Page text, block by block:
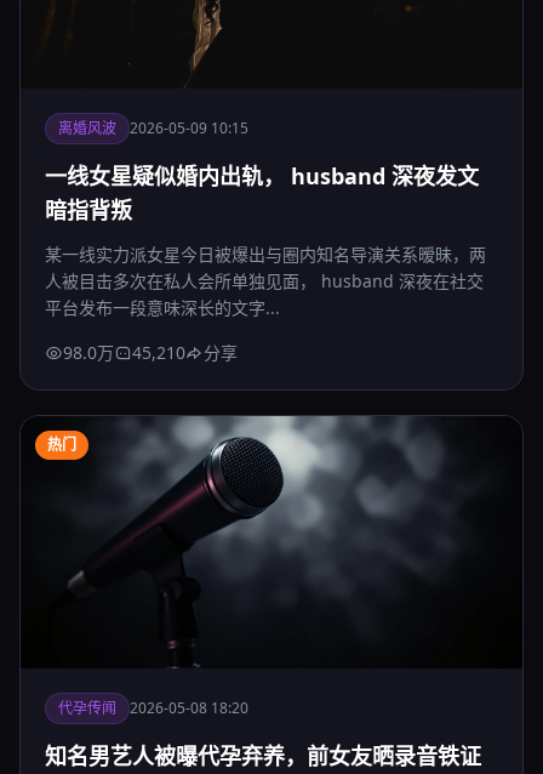
离婚风波 2026-05-09 10:15
一线女星疑似婚内出轨， husband 深夜发文
暗指背叛
某一线实力派女星今日被爆出与圈内知名导演关系暧昧，两
人被目击多次在私人会所单独见面， husband 深夜在社交
平台发布一段意味深长的文字...
98.0万
45,210 分享
热门
代孕传闻 2026-05-08 18:20
知名男艺人被曝代孕弃养，前女友晒录音铁证